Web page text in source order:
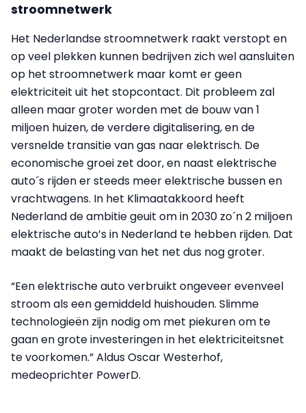
stroomnetwerk
Het Nederlandse stroomnetwerk raakt verstopt en
op veel plekken kunnen bedrijven zich wel aansluiten
op het stroomnetwerk maar komt er geen
elektriciteit uit het stopcontact. Dit probleem zal
alleen maar groter worden met de bouw van 1
miljoen huizen, de verdere digitalisering, en de
versnelde transitie van gas naar elektrisch. De
economische groei zet door, en naast elektrische
auto´s rijden er steeds meer elektrische bussen en
vrachtwagens. In het Klimaatakkoord heeft
Nederland de ambitie geuit om in 2030 zo´n 2 miljoen
elektrische auto’s in Nederland te hebben rijden. Dat
maakt de belasting van het net dus nog groter.
“Een elektrische auto verbruikt ongeveer evenveel
stroom als een gemiddeld huishouden. Slimme
technologieën zijn nodig om met piekuren om te
gaan en grote investeringen in het elektriciteitsnet
te voorkomen.” Aldus Oscar Westerhof,
medeoprichter PowerD.